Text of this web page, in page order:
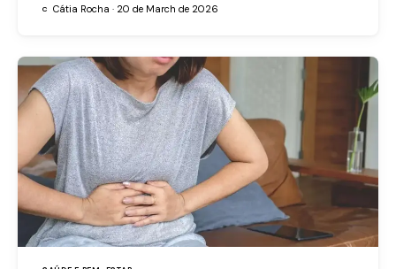
alterações no trânsito intestinal. Saiba como identificar os
C Cátia Rocha · 20 de March de 2026